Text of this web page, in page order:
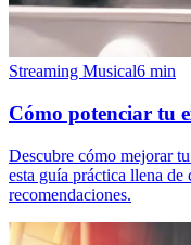
Streaming Musical6 min
Cómo potenciar tu
Descubre cómo mejorar
esta guía práctica llena de
recomendaciones.